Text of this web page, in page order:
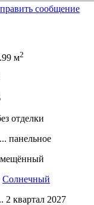
сообщение
м2
отделки
панельное
Солнечный
2 квартал 2027